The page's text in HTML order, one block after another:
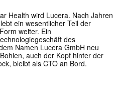
Health wird Lucera. Nach Jahren
ein wesentlicher Teil der
weiter. Ein
des
Namen Lucera GmbH neu
auch der Kopf hinter der
bleibt als CTO an Bord.